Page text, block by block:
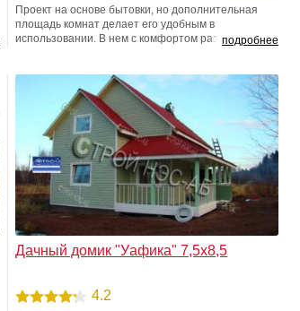
подробнее
Проект на основе бытовки, но дополнительная
площадь комнат делает его удобным в
использовании. В нем с комфортом разместится
Дачный домик "Уафика" 7,5х8,5
4.2